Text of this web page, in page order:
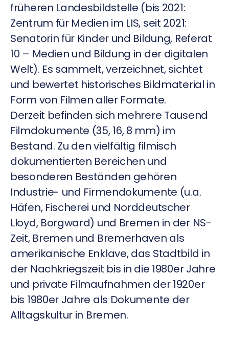
früheren Landesbildstelle (bis 2021:
Zentrum für Medien im LIS, seit 2021:
Senatorin für Kinder und Bildung, Referat
10 – Medien und Bildung in der digitalen
Welt). Es sammelt, verzeichnet, sichtet
und bewertet historisches Bildmaterial in
Form von Filmen aller Formate.
Derzeit befinden sich mehrere Tausend
Filmdokumente (35, 16, 8 mm) im
Bestand. Zu den vielfältig filmisch
dokumentierten Bereichen und
besonderen Beständen gehören
Industrie- und Firmendokumente (u.a.
Häfen, Fischerei und Norddeutscher
Lloyd, Borgward) und Bremen in der NS-
Zeit, Bremen und Bremerhaven als
amerikanische Enklave, das Stadtbild in
der Nachkriegszeit bis in die 1980er Jahre
und private Filmaufnahmen der 1920er
bis 1980er Jahre als Dokumente der
Alltagskultur in Bremen.